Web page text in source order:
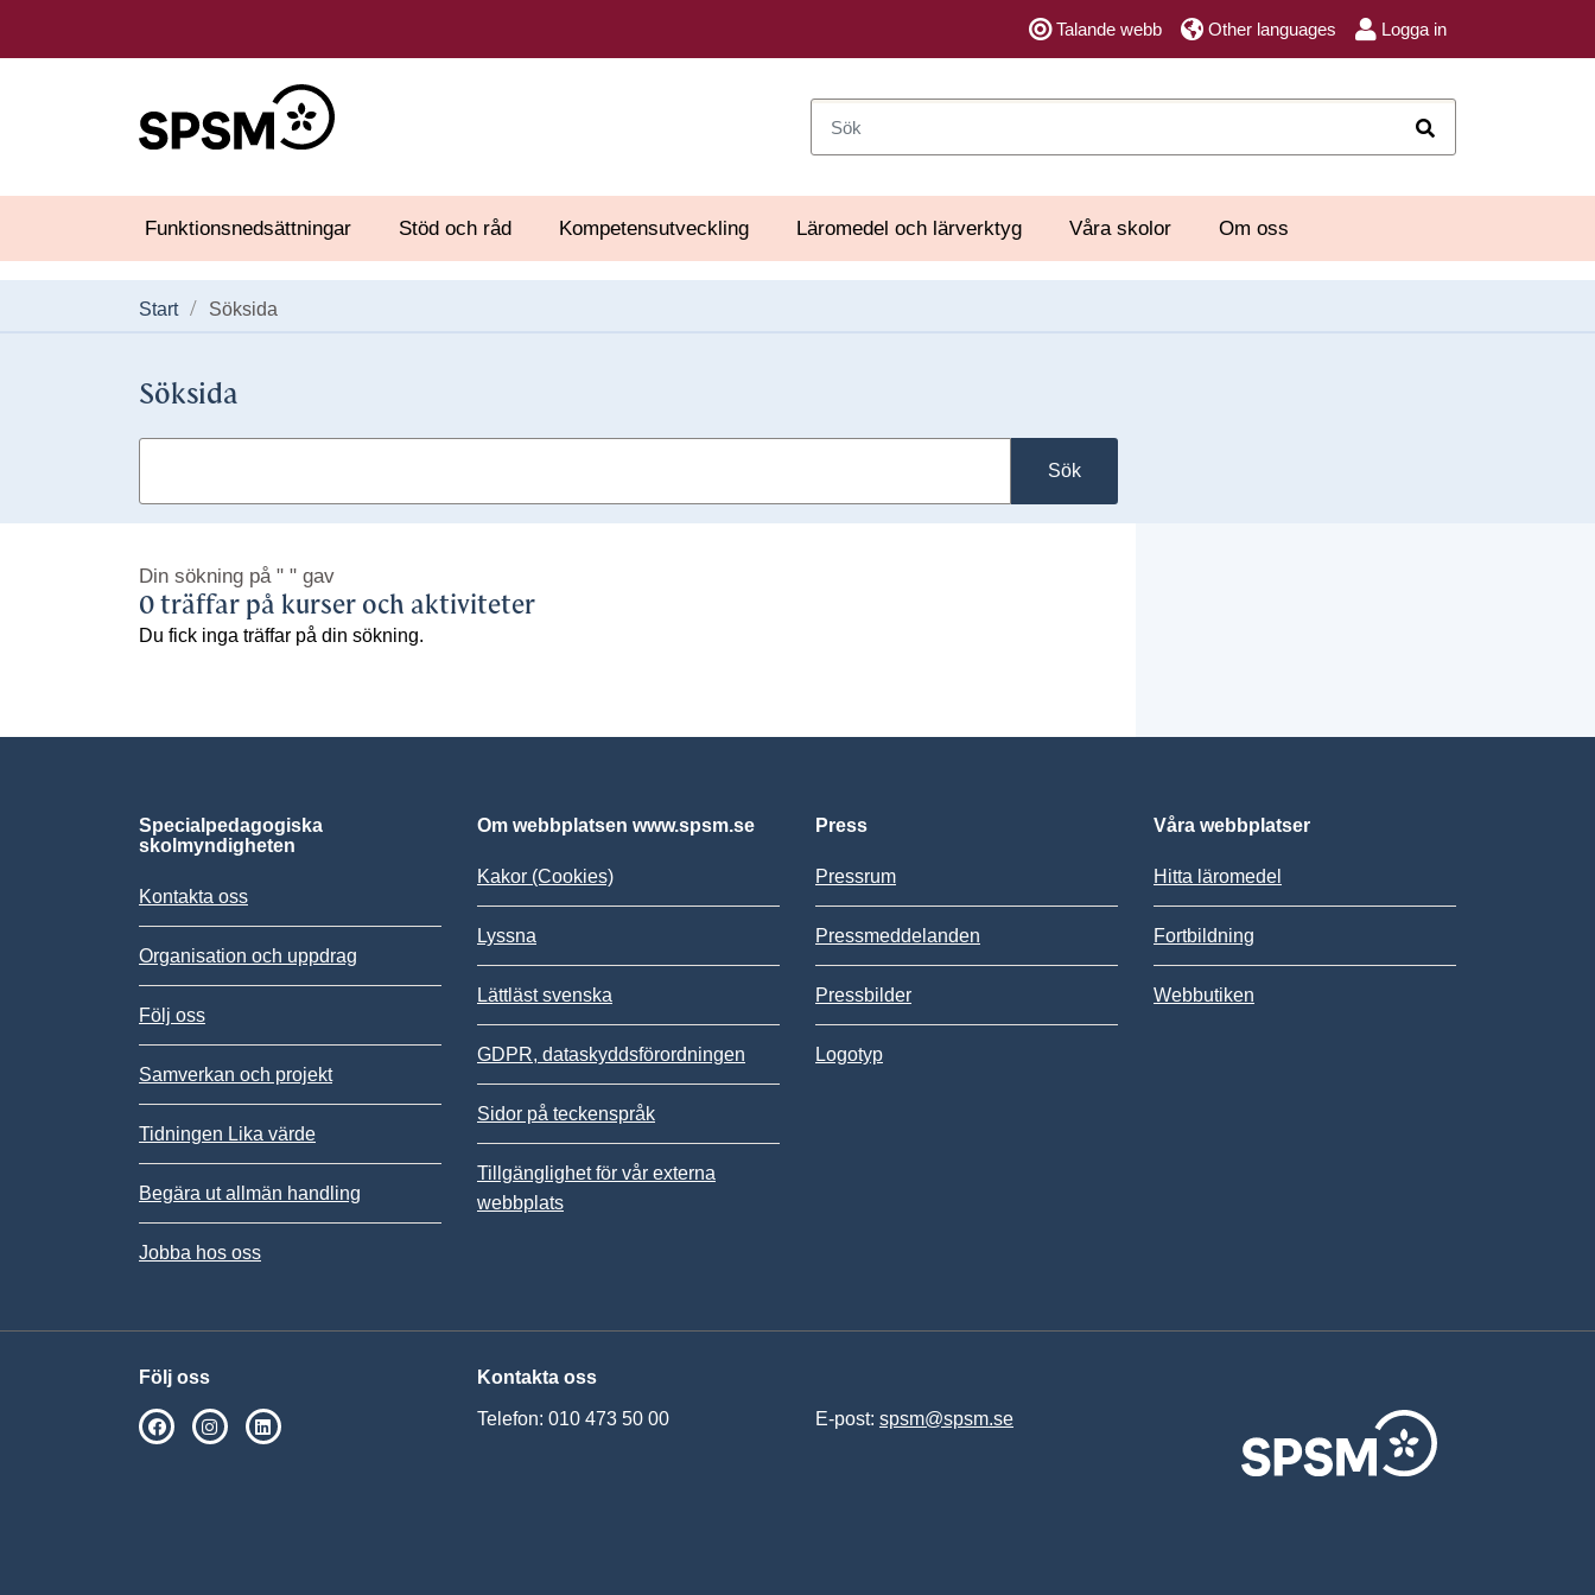
Talande webb Other languages Logga in
Funktionsnedsättningar Stöd och råd Kompetensutveckling Läromedel och lärverktyg Våra skolor Om oss
Start Söksida
Söksida
Sök
Din sökning på " " gav
0 träffar på kurser och aktiviteter
Du fick inga träffar på din sökning.
Specialpedagogiska
skolmyndigheten
Kontakta oss
Organisation och uppdrag
Följ oss
Samverkan och projekt
Tidningen Lika värde
Begära ut allmän handling
Jobba hos oss
Om webbplatsen www.spsm.se
Kakor (Cookies)
Lyssna
Lättläst svenska
GDPR, dataskyddsförordningen
Sidor på teckenspråk
Tillgänglighet för vår externa
webbplats
Press
Pressrum
Pressmeddelanden
Pressbilder
Logotyp
Våra webbplatser
Hitta läromedel
Fortbildning
Webbutiken
Följ oss
SPSM på Facebook
SPSM på Instagram
Kontakta oss
Telefon: 010 473 50 00 E-post: spsm@spsm.se